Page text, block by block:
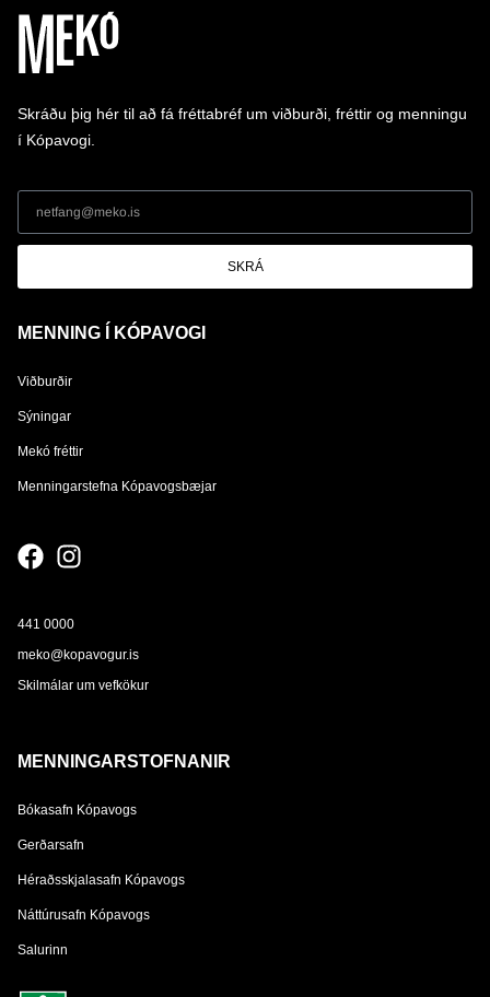
Skráðu þig hér til að fá fréttabréf um viðburði, fréttir og menningu
í Kópavogi.
SKRÁ
MENNING Í KÓPAVOGI
Viðburðir
Sýningar
Mekó fréttir
Menningarstefna Kópavogsbæjar
441 0000
meko@kopavogur.is
Skilmálar um vefkökur
MENNINGARSTOFNANIR
Bókasafn Kópavogs
Gerðarsafn
Héraðsskjalasafn Kópavogs
Náttúrusafn Kópavogs
Salurinn